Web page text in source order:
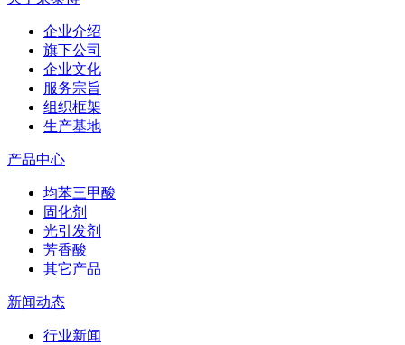
企业介绍
旗下公司
企业文化
服务宗旨
组织框架
生产基地
产品中心
均苯三甲酸
固化剂
光引发剂
芳香酸
其它产品
新闻动态
行业新闻